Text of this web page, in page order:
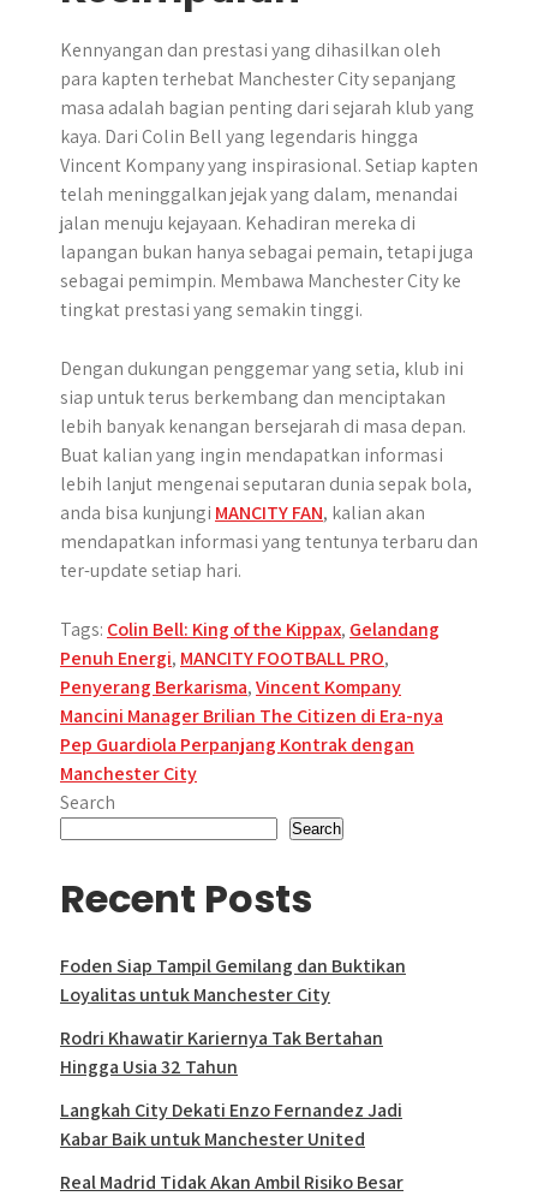
​Kennyangan dan prestasi yang dihasilkan oleh
para kapten terhebat Manchester City sepanjang
masa adalah bagian penting dari sejarah klub yang
kaya. Dari Colin Bell yang legendaris hingga
Vincent Kompany yang inspirasional. Setiap kapten
telah meninggalkan jejak yang dalam, menandai
jalan menuju kejayaan. Kehadiran mereka di
lapangan bukan hanya sebagai pemain, tetapi juga
sebagai pemimpin. Membawa Manchester City ke
tingkat prestasi yang semakin tinggi.
Dengan dukungan penggemar yang setia, klub ini
siap untuk terus berkembang dan menciptakan
lebih banyak kenangan bersejarah di masa depan.
Buat kalian yang ingin mendapatkan informasi
lebih lanjut mengenai seputaran dunia sepak bola,
anda bisa kunjungi MANCITY FAN, kalian akan
mendapatkan informasi yang tentunya terbaru dan
ter-update setiap hari.
Tags: Colin Bell: King of the Kippax, Gelandang
Penuh Energi, MANCITY FOOTBALL PRO,
Penyerang Berkarisma,Vincent Kompany
Post
navigation
Mancini Manager Brilian The Citizen di Era-nya
Pep Guardiola Perpanjang Kontrak dengan
Manchester City
Search
Search
Recent Posts
Foden Siap Tampil Gemilang dan Buktikan
Loyalitas untuk Manchester City
Rodri Khawatir Kariernya Tak Bertahan
Hingga Usia 32 Tahun
Langkah City Dekati Enzo Fernandez Jadi
Kabar Baik untuk Manchester United
Real Madrid Tidak Akan Ambil Risiko Besar